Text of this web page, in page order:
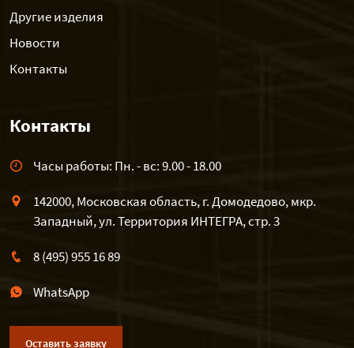
Другие изделия
Новости
Контакты
Контакты
Часы работы: Пн. - вс: 9.00 - 18.00
142000, Московская область, г. Домодедово, мкр.
Западный, ул. Территория ИНТЕГРА, стр. 3
8 (495) 955 16 89
WhatsApp
Оставить заявку